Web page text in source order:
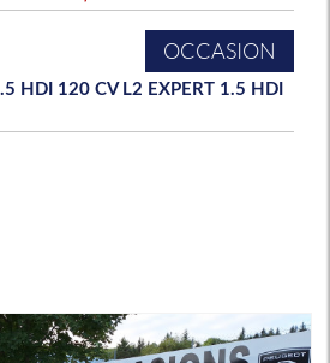
OCCASION
HDI 120 CV L2 EXPERT 1.5 HDI